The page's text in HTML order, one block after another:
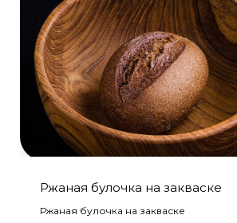
Ржаная булочка на закваске
Ржаная булочка на закваске